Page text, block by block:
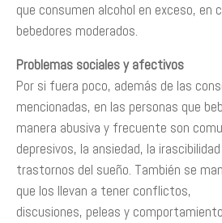
que consumen alcohol en exceso, en
bebedores moderados.
Problemas sociales y afectivos
Por si fuera poco, además de las
mencionadas, en las personas que
manera abusiva y frecuente son
depresivos, la ansiedad, la
trastornos del sueño. También se
que los llevan a tener conflictos,
discusiones, peleas y